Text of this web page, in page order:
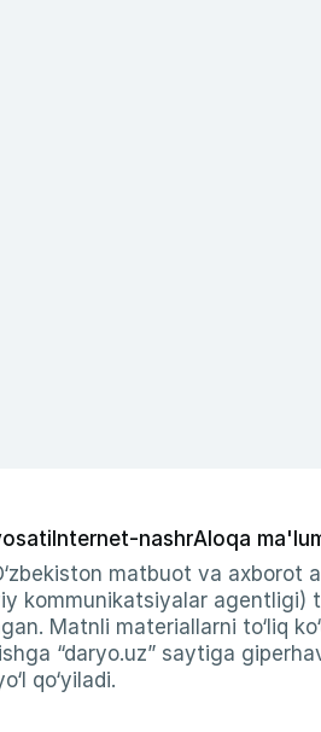
Internet-nashrAloqa
matbuot va axborot
kommunikatsiyalar
Matnli materiallarni to‘liq
“daryo.uz” saytiga
qo‘yiladi.